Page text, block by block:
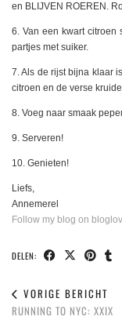
en BLIJVEN ROEREN.
6. Van een kwart citroen
partjes met suiker.
7. Als de rijst bijna klaar
citroen en de verse
8. Voeg naar smaak
9. Serveren!
10. Genieten!
Liefs,
Annemerel
Follow my blog on
DELEN:
VORIGE BERICHT
RUNNING TO NYC: XXIX